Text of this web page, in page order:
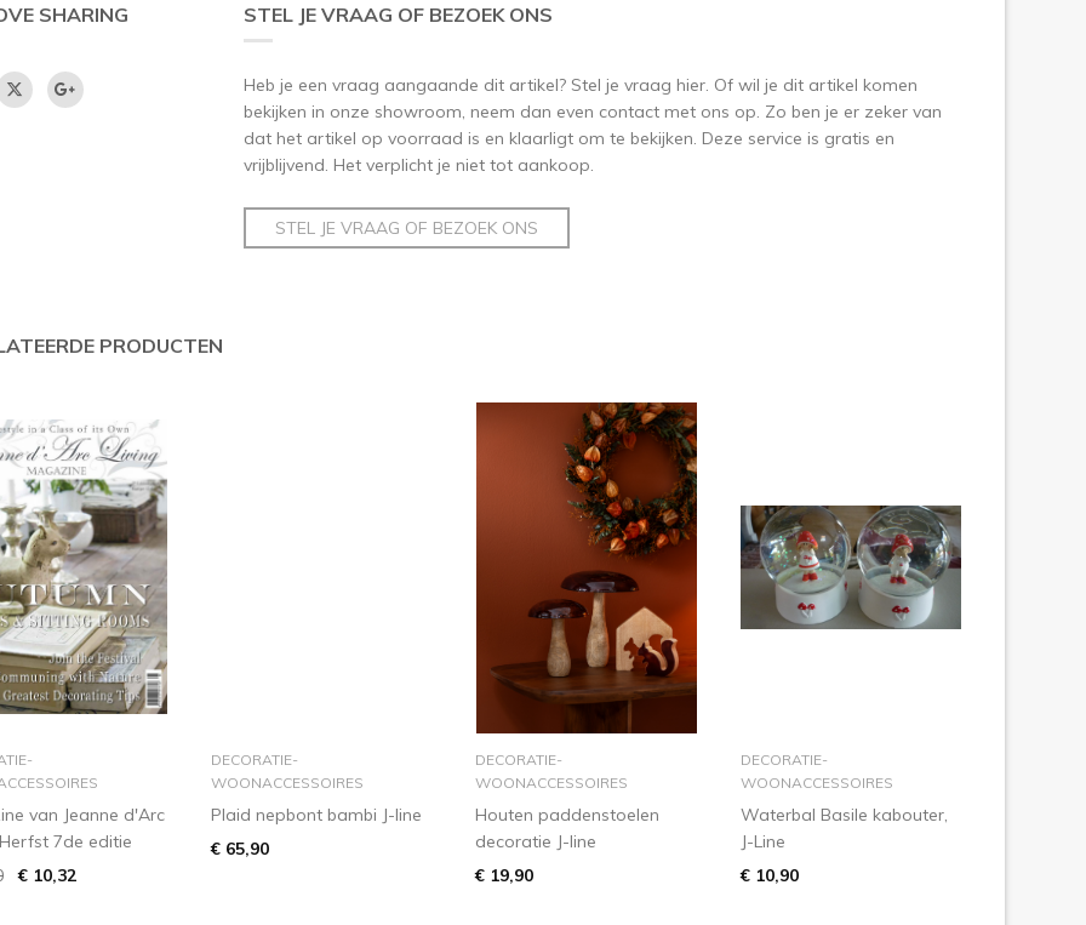
SHARING STEL JE VRAAG OF BEZOEK ONS
Heb je een vraag aangaande dit artikel? Stel je vraag hier. Of wil je dit artikel komen
bekijken in onze showroom, neem dan even contact met ons op. Zo ben je er zeker van
dat het artikel op voorraad is en klaarligt om te bekijken. Deze service is gratis en
vrijblijvend. Het verplicht je niet tot aankoop.
STEL JE VRAAG OF BEZOEK ONS
PRODUCTEN
winkelmandje
van Jeanne d'Arc
7de editie
€ 10,32
in winkelmandje
DECORATIE-
WOONACCESSOIRES
Plaid nepbont bambi J-line
€ 65,90
in winkelmandje
DECORATIE-
WOONACCESSOIRES
Houten paddenstoelen
decoratie J-line
€ 19,90
in winkelmandje
DECORATIE-
WOONACCESSOIRES
Waterbal Basile kabouter,
J-Line
€ 10,90